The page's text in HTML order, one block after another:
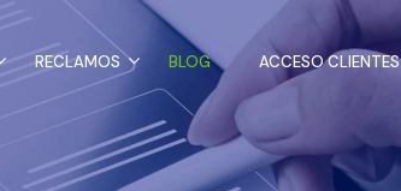
RECLAMOS BLOG ACCESO CLIENTES